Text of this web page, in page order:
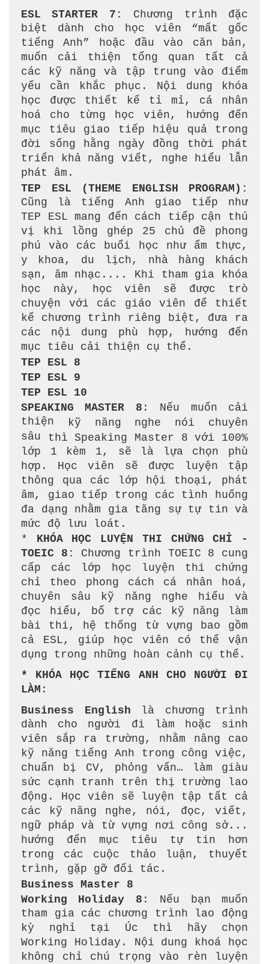
ESL STARTER 7: Chương trình đặc
biệt dành cho học viên “mất gốc
tiếng Anh” hoặc đầu vào căn bản,
muốn cải thiện tổng quan tất cả
các kỹ năng và tập trung vào điểm
yếu cần khắc phục. Nội dung khóa
học được thiết kế tỉ mỉ, cá nhân
hoá cho từng học viên, hướng đến
mục tiêu giao tiếp hiệu quả trong
đời sống hằng ngày đồng thời phát
triển khả năng viết, nghe hiểu lẫn
phát âm.
TEP ESL (THEME ENGLISH PROGRAM):
Cũng là tiếng Anh giao tiếp như
TEP ESL mang đến cách tiếp cận thú
vị khi lồng ghép 25 chủ đề phong
phú vào các buổi học như ẩm thực,
y khoa, du lịch, nhà hàng khách
sạn, âm nhạc.... Khi tham gia khóa
học này, học viên sẽ được trò
chuyện với các giáo viên để thiết
kế chương trình riêng biệt, đưa ra
các nội dung phù hợp, hướng đến
mục tiêu cải thiện cụ thể.
TEP ESL 8
TEP ESL 9
TEP ESL 10
SPEAKING MASTER 8 : Nếu muốn cải
thiện kỹ năng nghe nói chuyên
sâu thì Speaking Master 8 với 100%
lớp 1 kèm 1, sẽ là lựa chọn phù
hợp. Học viên sẽ được luyện tập
thông qua các lớp hội thoại, phát
âm, giao tiếp trong các tình huống
đa dạng nhằm gia tăng sự tự tin và
mức độ lưu loát.
​* KHÓA HỌC LUYỆN THI CHỨNG CHỈ -
TOEIC 8: Chương trình TOEIC 8 cung
cấp các lớp học luyện thi chứng
chỉ theo phong cách cá nhân hoá,
chuyên sâu kỹ năng nghe hiểu và
đọc hiểu, bổ trợ các kỹ năng làm
bài thi, hệ thống từ vựng bao gồm
cả ESL, giúp học viên có thể vận
dụng trong những hoàn cảnh cụ thể.
* KHÓA HỌC TIẾNG ANH CHO NGƯỜI ĐI
LÀM :
Business English là chương trình
dành cho người đi làm hoặc sinh
viên sắp ra trường, nhằm nâng cao
kỹ năng tiếng Anh trong công việc,
chuẩn bị CV, phỏng vấn… làm giàu
sức cạnh tranh trên thị trường lao
động. Học viên sẽ luyện tập tất cả
các kỹ năng nghe, nói, đọc, viết,
ngữ pháp và từ vựng nơi công sở...
hướng đến mục tiêu tự tin hơn
trong các cuộc thảo luận, thuyết
trình, gặp gỡ đối tác.
Business Master 8
Working Holiday 8 : Nếu bạn muốn
tham gia các chương trình lao động
kỳ nghỉ tại Úc thì hãy chọn
Working Holiday. Nội dung khoá học
không chỉ chú trọng vào rèn luyện